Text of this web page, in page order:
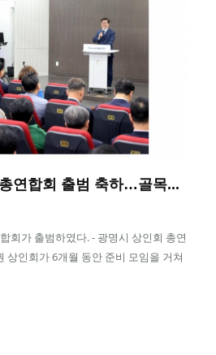
연합회 출범 축하…골목...
회가 출범하였다. - 광명시 상인회 총연
상인회가 6개월 동안 준비 모임을 거쳐